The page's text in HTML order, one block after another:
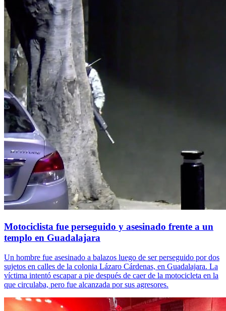
Motociclista fue perseguido y asesinado frente a un
templo en Guadalajara
Un hombre fue asesinado a balazos luego de ser perseguido por dos
sujetos en calles de la colonia Lázaro Cárdenas, en Guadalajara. La
víctima intentó escapar a pie después de caer de la motocicleta en la
que circulaba, pero fue alcanzada por sus agresores.